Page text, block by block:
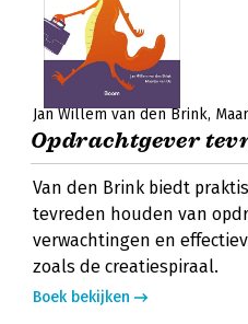
Jan Willem van den Brink
Opdrachtgever
Van den Brink biedt
tevreden houden van
verwachtingen en
zoals de creatiespiraal.
Boek bekijken